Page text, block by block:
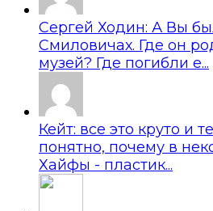
Сергей Ходин: А Вы
Смиловичах. Где он
музей? Где погибли е...
Кейт: все это круто и
понятно, почему в
Хайфы - пластик...